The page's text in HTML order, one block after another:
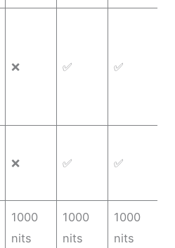
❌ ✅ ✅
❌ ✅ ✅
1000
nits
1000
nits
1000
nits